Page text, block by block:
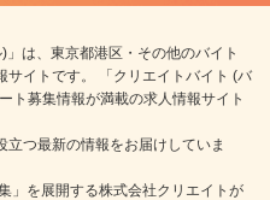
」は、東京都港区・その他のバイト
イトです。 「クリエイトバイト (バ
ト募集情報が満載の求人情報サイト
つ最新の情報をお届けしていま
」を展開する株式会社クリエイトが